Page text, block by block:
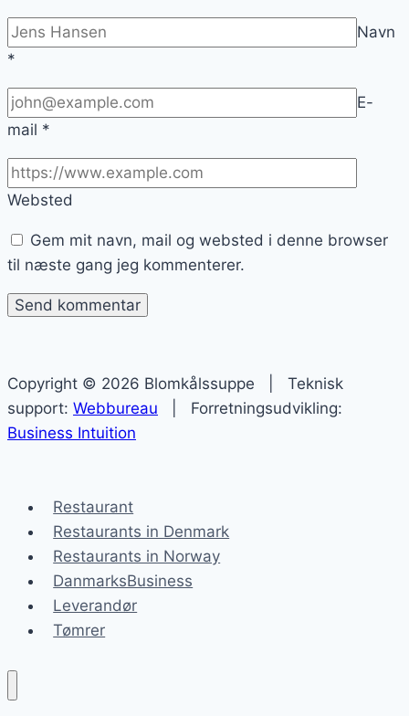
Navn
*
E-
mail *
Websted
Gem mit navn, mail og websted i denne browser
til næste gang jeg kommenterer.
Copyright © 2026 Blomkålssuppe | Teknisk
support: Webbureau | Forretningsudvikling:
Business Intuition
Restaurant
Restaurants in Denmark
Restaurants in Norway
DanmarksBusiness
Leverandør
Tømrer